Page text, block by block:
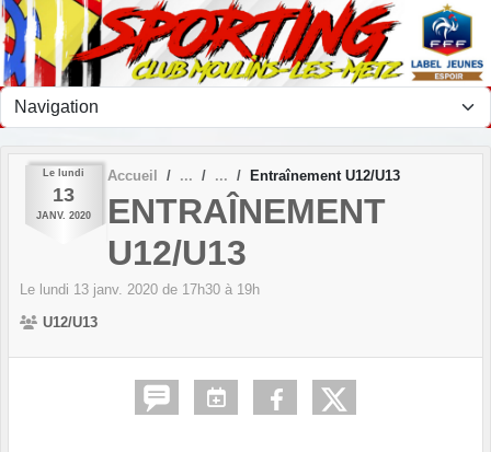
Le lundi
13
JANV. 2020
Accueil Entraînement U12/U13
ENTRAÎNEMENT
U12/U13
Le lundi 13 janv. 2020 de 17h30 à 19h
U12/U13
Panneau de gestion des cookies